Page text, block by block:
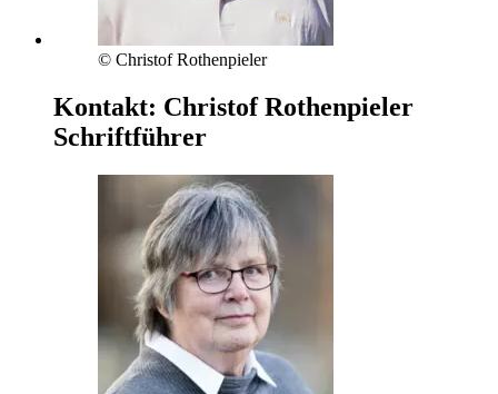
© Christof Rothenpieler
Kontakt: Christof Rothenpieler
Schriftführer